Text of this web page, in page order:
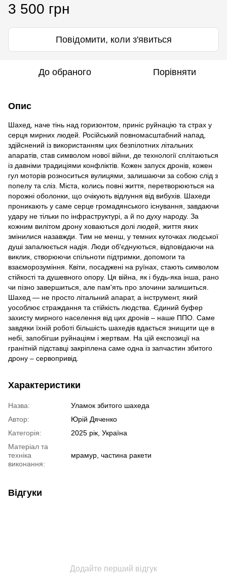
3 500 грн
Повідомити, коли з'явиться
До обраного Порівняти
Опис
Шахед, наче тінь над горизонтом, приніс руйнацію та страх у
серця мирних людей. Російський повномасштабний напад,
здійснений із використанням цих безпілотних літальних
апаратів, став символом нової війни, де технології сплітаються
із давніми традиціями конфліктів. Кожен запуск дронів, кожен
гул моторів розноситься вулицями, залишаючи за собою слід з
попелу та сліз. Міста, колись повні життя, перетворюються на
порожні оболонки, що очікують відлуння від вибухів. Шахеди
проникають у саме серце громадянського існування, завдаючи
удару не тільки по інфраструктурі, а й по духу народу. За
кожним вилітом дрону ховаються долі людей, життя яких
змінилися назавжди. Тим не менш, у темних куточках людської
душі запалюється надія. Люди об'єднуються, відповідаючи на
виклик, створюючи спільноти підтримки, допомоги та
взаєморозуміння. Квіти, посаджені на руїнах, стають символом
стійкості та душевного опору. Ця війна, як і будь-яка інша, рано
чи пізно завершиться, але пам'ять про злочини залишиться.
Шахед — не просто літальний апарат, а інструмент, який
уособлює страждання та стійкість людства. Єдиний буфер
захисту мирного населення від цих дронів – наше ППО. Саме
завдяки їхній роботі більшість шахедів вдається знищити ще в
небі, запобігши руйнаціям і жертвам. На цій експозиції на
гранітній підставці закріплена саме одна із запчастин збитого
дрону – сервопривід.
Характеристики
Назва:
Уламок збитого шахеда
Автор:
Юрій Дяченко
Категорія:
2025 рік, Україна
Матеріал та
техніка
виконання:
мрамур, частина ракети
Відгуки
Додайте перший відгук